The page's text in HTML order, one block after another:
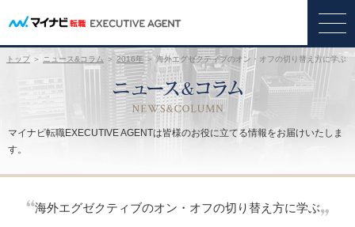
マイナビ転職EXECUTIVE AGENTは皆様のお役に立てる情報をお届けいたしま
す。
トップ＞ ニュース&コラム ＞ 2016年＞ 海外エグゼクティブのオン・オフの切り替え方に学ぶ
海外エグゼクティブのオン・オフの切り替え方に学ぶ